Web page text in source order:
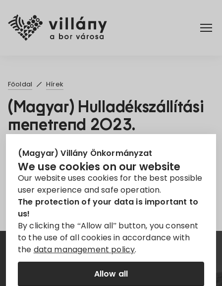
(Magyar) Villány Önkormányzat
We use cookies on our website
Our website uses cookies for the best possible
user experience and safe operation.
The protection of your data is important to
us!
By clicking the “Allow all” button, you consent
to the use of all cookies in accordance with
the data management policy.
Allow all
Rendelettár
Turizmus
Főoldal Hírek
(Magyar) Hulladékszállítási
menetrend 2023.
Hulladékszállítás
Sorry, this entry is only available inMagyar
Hírlevél